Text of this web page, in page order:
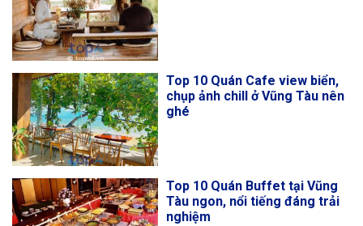
Top 10 Quán Cafe view biển,
chụp ảnh chill ở Vũng Tàu nên
ghé
Top 10 Quán Buffet tại Vũng
Tàu ngon, nổi tiếng đáng trải
nghiệm